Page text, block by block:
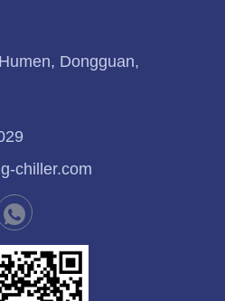
Dongguan,
chiller.com